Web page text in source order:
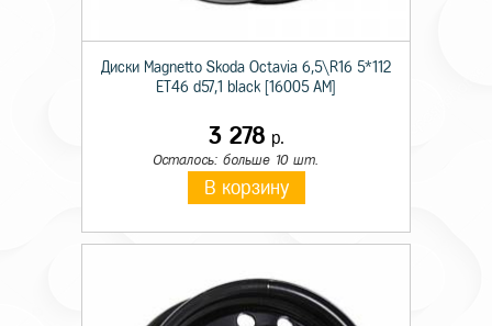
Диски Magnetto Skoda Octavia 6,5\R16 5*112
ET46 d57,1 black [16005 AM]
3 278 р.
Осталось: больше 10 шт.
В корзину